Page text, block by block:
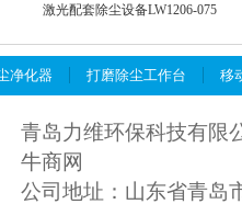
激光配套除尘设备LW1206-075
净化器 打磨除尘工作台 移
青岛力维环保科技有限
牛商网
公司地址：山东省青岛